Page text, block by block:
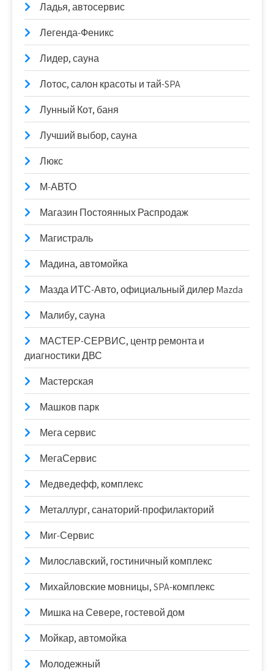
Ладья, автосервис
Легенда-Феникс
Лидер, сауна
Лотос, салон красоты и тай-SPA
Лунный Кот, баня
Лучший выбор, сауна
Люкс
М-АВТО
Магазин Постоянных Распродаж
Магистраль
Мадина, автомойка
Мазда ИТС-Авто, официальный дилер Mazda
Малибу, сауна
МАСТЕР-СЕРВИС, центр ремонта и
диагностики ДВС
Мастерская
Машков парк
Мега сервис
МегаСервис
Медведефф, комплекс
Металлург, санаторий-профилакторий
Миг-Сервис
Милославский, гостиничный комплекс
Михайловские мовницы, SPA-комплекс
Мишка на Севере, гостевой дом
Мойкар, автомойка
Молодежный